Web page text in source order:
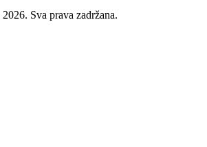
Sva prava zadržana.